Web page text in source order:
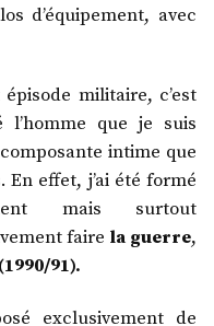
d’équipement, avec
militaire, c’est
l’homme que je suis
intime que
En effet, j’ai été formé
mais surtout
faire la guerre,
91).
exclusivement de